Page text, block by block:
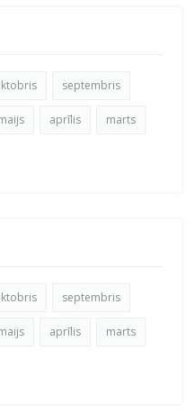
septembris
aprīlis marts
septembris
aprīlis marts